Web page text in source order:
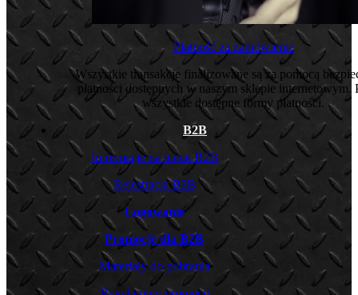
Płatność za zamówienie
Wszystkie transakcje finalizowane są za pomocą
płatności dostępnych w naszym sklepie internetowym.
wszystkie dostępne formy płatności.
B2B
Informacje na temat B2B
Rejestracja B2B
Logowanie
Promocje dla B2B
Materiały do pobrania